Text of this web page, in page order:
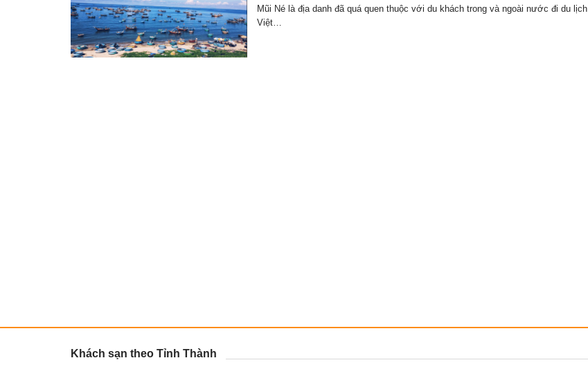
Mũi Né là địa danh đã quá quen thuộc với du khách trong và ngoài nước đi du lịch
Việt…
Khách sạn theo Tỉnh Thành